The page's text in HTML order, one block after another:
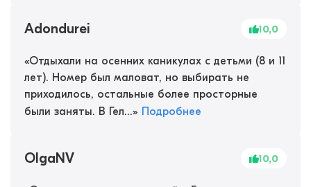
Adondurei 10,0
«Отдыхали на осенних каникулах с детьми (8 и 11
лет). Номер был маловат, но выбирать не
приходилось, остальные более просторные
были заняты. В Гел...» Подробнее
OlgaNV 10,0